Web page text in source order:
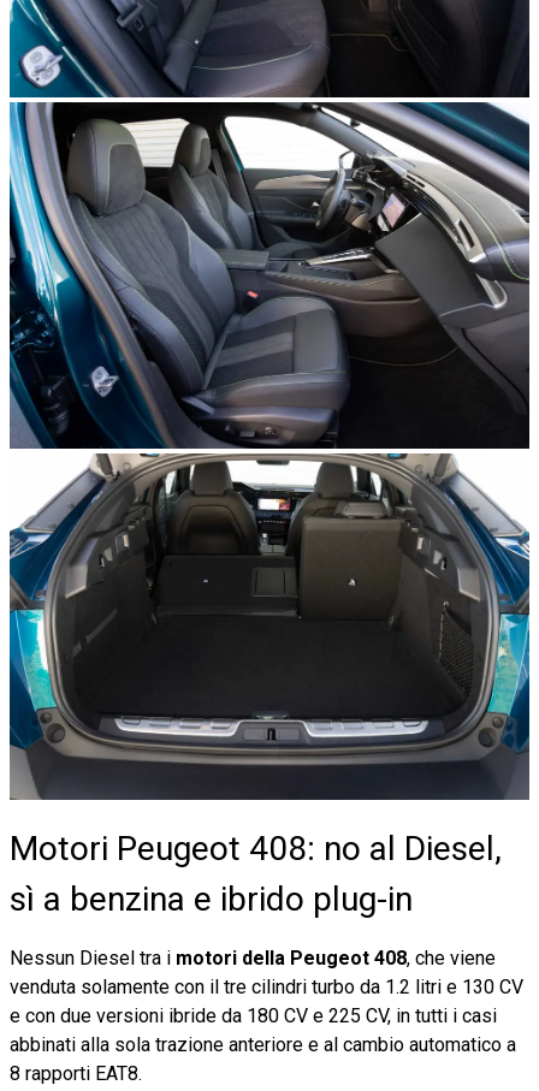
Motori Peugeot 408: no al Diesel,
sì a benzina e ibrido plug-in
Nessun Diesel tra i motori della Peugeot 408, che viene
venduta solamente con il tre cilindri turbo da 1.2 litri e 130 CV
e con due versioni ibride da 180 CV e 225 CV, in tutti i casi
abbinati alla sola trazione anteriore e al cambio automatico a
8 rapporti EAT8.